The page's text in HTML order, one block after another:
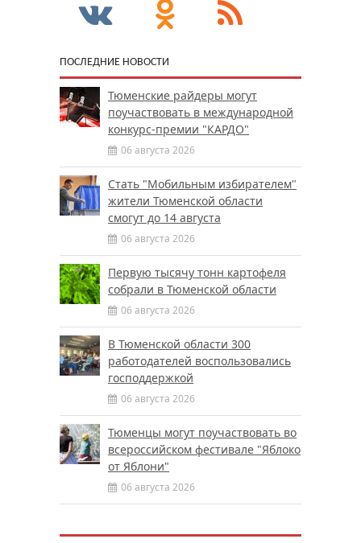
ПОСЛЕДНИЕ НОВОСТИ
Тюменские райдеры могут
поучаствовать в международной
конкурс-премии "КАРДО"
06 августа 2026
Стать "Мобильным избирателем"
жители Тюменской области
смогут до 14 августа
06 августа 2026
Первую тысячу тонн картофеля
собрали в Тюменской области
06 августа 2026
В Тюменской области 300
работодателей воспользовались
господдержкой
06 августа 2026
Тюменцы могут поучаствовать во
всероссийском фестивале "Яблоко
от Яблони"
06 августа 2026